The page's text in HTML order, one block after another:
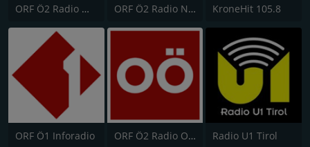
ORF Ö2 Radio Wien ORF Ö2 Radio Niederösterreich KroneHit 105.8
ORF Ö1 Inforadio ORF Ö2 Radio Oberösterreich Radio U1 Tirol